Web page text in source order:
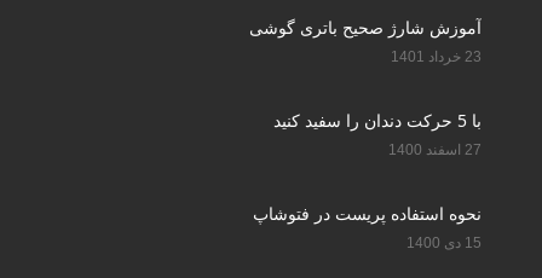
آموزش شارژ صحیح باتری گوشی
23 خرداد 1401
با 5 حرکت دندان را سفید کنید
27 اسفند 1400
نحوه استفاده پریست در فتوشاپ
15 دی 1400